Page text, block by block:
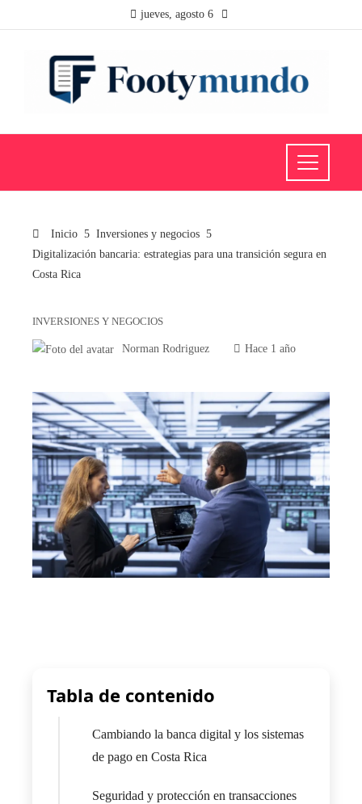
jueves, agosto 6
Inicio
Inversiones y negocios
Digitalización bancaria: estrategias para una transición segura en
Costa Rica
INVERSIONES Y NEGOCIOS
Norman Rodriguez Hace 1 año
Tabla de contenido
Cambiando la banca digital y los sistemas
de pago en Costa Rica
Seguridad y protección en transacciones